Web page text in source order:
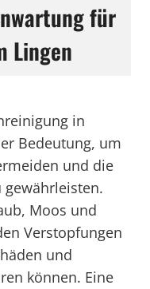
für
Lingen
in
Bedeutung, um
und die
gewährleisten.
Moos und
Verstopfungen
und
können. Eine